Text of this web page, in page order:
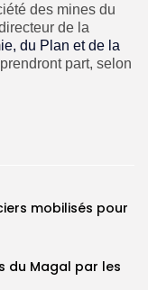
des mines du
de la
du Plan et de la
part, selon
mobilisés pour
du Magal par les